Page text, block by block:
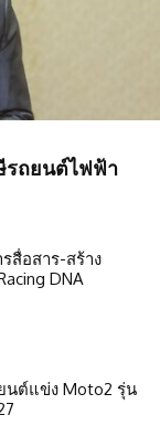
รถยนต์ไฟฟ้า
สื่อสาร-สร้าง
DNA
นต์แข่ง Moto2 รุ่น